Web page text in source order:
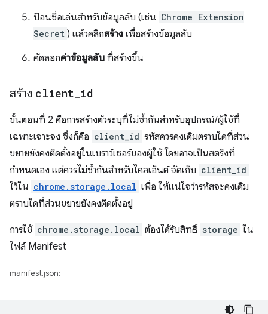
ป้อนชื่อเล่นสำหรับข้อมูลลับ (เช่น Chrome Extension
Secret ) แล้วคลิกสร้าง เพื่อสร้างข้อมูลลับ
คัดลอกค่าข้อมูลลับ ที่สร้างขึ้น
สร้าง client id
ขั้นตอนที่ 2 คือการสร้างตัวระบุที่ไม่ซ้ำกันสำหรับอุปกรณ์/ผู้ใช้ที่
เฉพาะเจาะจง ซึ่งก็คือ client_id รหัสควรคงเดิมตราบใดที่ส่วน
ขยายยังคงติดตั้งอยู่ในเบราว์เซอร์ของผู้ใช้ โดยอาจเป็นสตริงที่
กำหนดเอง แต่ควรไม่ซ้ำกันสำหรับไคลเอ็นต์ จัดเก็บ client_id
ไว้ใน chrome.storage.local เพื่อ ให้แน่ใจว่ารหัสจะคงเดิม
ตราบใดที่ส่วนขยายยังคงติดตั้งอยู่
การใช้ chrome.storage.local ต้องได้รับสิทธิ์ storage ใน
ไฟล์ Manifest
manifest.json: